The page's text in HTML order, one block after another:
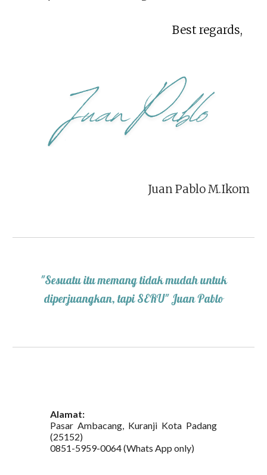
Best regards,
Juan Pablo M.Ikom
"Sesuatu itu memang tidak mudah untuk
diperjuangkan, tapi SERU" Juan Pablo
Alamat:
Pasar Ambacang, Kuranji Kota Padang
(25152)
0851-5959-0064 (Whats App only)